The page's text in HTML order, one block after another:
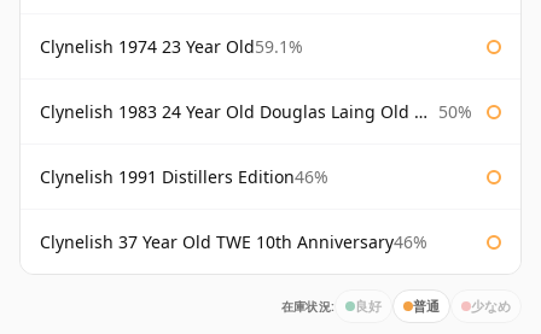
Clynelish 1974 23 Year Old59.1%
Clynelish 1983 24 Year Old Douglas Laing Old Malt Cask 50%
Clynelish 1991 Distillers Edition46%
Clynelish 37 Year Old TWE 10th Anniversary46%
在庫状況: 良好 普通 少なめ